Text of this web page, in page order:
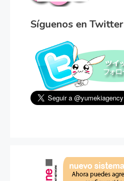
Síguenos en Twitter